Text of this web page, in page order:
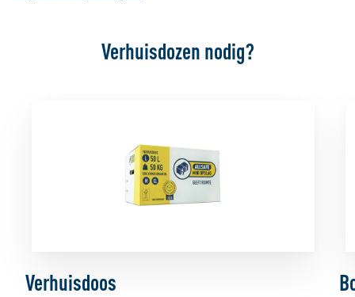
Verhuisdozen nodig?
Verhuisdoos